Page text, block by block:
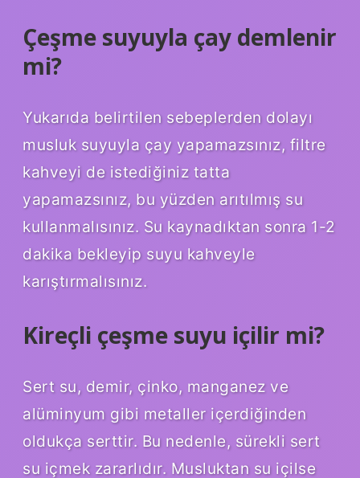
Çeşme suyuyla çay demlenir
mi?
Yukarıda belirtilen sebeplerden dolayı
musluk suyuyla çay yapamazsınız, filtre
kahveyi de istediğiniz tatta
yapamazsınız, bu yüzden arıtılmış su
kullanmalısınız. Su kaynadıktan sonra 1-2
dakika bekleyip suyu kahveyle
karıştırmalısınız.
Kireçli çeşme suyu içilir mi?
Sert su, demir, çinko, manganez ve
alüminyum gibi metaller içerdiğinden
oldukça serttir. Bu nedenle, sürekli sert
su içmek zararlıdır. Musluktan su içilse